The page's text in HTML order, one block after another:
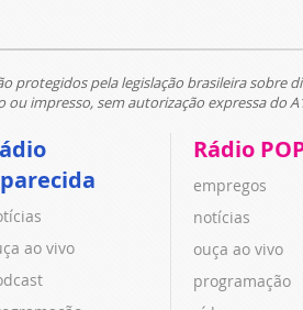
protegidos pela legislação brasileira sobre
impresso, sem autorização expressa do
ao vivo
Rádio
empregos
notícias
ouça ao vivo
programação